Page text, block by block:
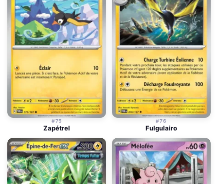
#75
Zapétrel
#76
Fulgulairo